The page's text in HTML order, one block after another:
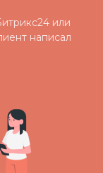
или
написал